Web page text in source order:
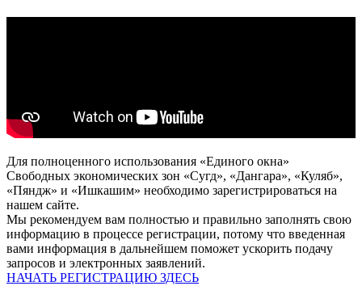
Для полноценного использования «Единого окна»
Свободных экономических зон «Сугд», «Дангара», «Куляб»,
«Пяндж» и «Ишкашим» необходимо зарегистрироваться на
нашем сайте.
Мы рекомендуем вам полностью и правильно заполнять свою
информацию в процессе регистрации, потому что введенная
вами информация в дальнейшем поможет ускорить подачу
запросов и электронных заявлений.
НАЧАТЬ РЕГИСТРАЦИЮ ЗДЕСЬ